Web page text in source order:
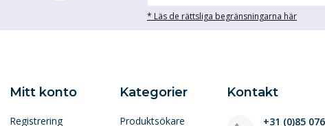
* Läs de rättsliga begränsningarna här
Mitt konto
Registrering
Kategorier
Produktsökare
Kontakt
+31 (0)85